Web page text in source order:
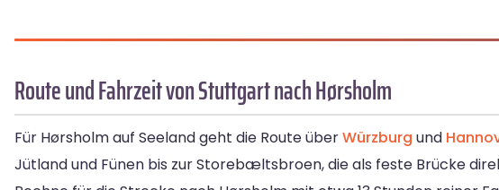
Route und Fahrzeit von Stuttgart nach Hørsholm
Für Hørsholm auf Seeland geht die Route überWürzburg und
Jütland und Fünen bis zur Storebæltsbroen, die als feste Brücke